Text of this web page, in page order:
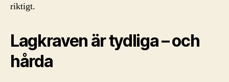
riktigt.
Lagkraven är tydliga – och
hårda